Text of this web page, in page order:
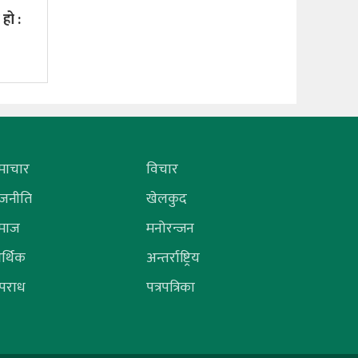
:
विचार
खेलकुद
मनोरन्जन
अन्तर्राष्ट्रिय
पत्रपत्रिका